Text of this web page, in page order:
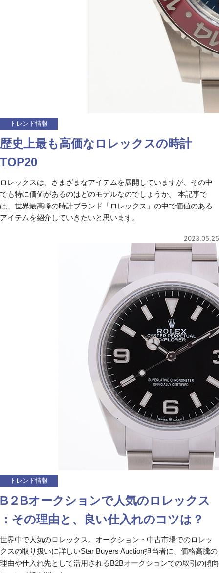
トレンド情報
歴史上最も高価なロレックスの時計
TOP20
ロレックスは、さまざまなアイテムを展開していますが、その中
でも特に価値があるのはどのモデルなのでしょうか。 本記事で
は、世界最高峰の時計ブランド「ロレックス」の中で価値のある
アイテムを紹介していきたいと思います。
2023.05.25
トレンド情報
B２Bオークションで人気のロレックス
：その理由と、良い仕入れのコツは？
世界中で人気のロレックス。オークション・中古市場でのロレッ
クスの取り扱いに詳しいStar Buyers Auction担当者に、価格高騰の
理由や仕入れ先として活用されるB2Bオークションでの取引の傾向